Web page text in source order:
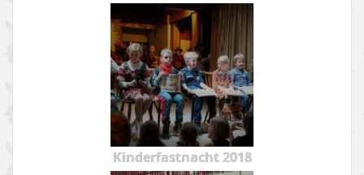
Kinderfastnacht 2018